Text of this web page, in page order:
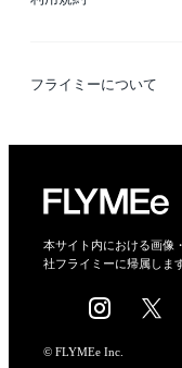
利用規約
フライミーについて
会社概要
採用情報
本サイト内における画像
社フライミーに帰属しま
© FLYMEe Inc.